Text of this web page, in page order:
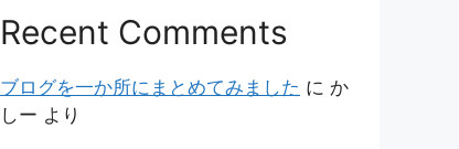
Recent Comments
ブログを一か所にまとめてみました に か
しー より